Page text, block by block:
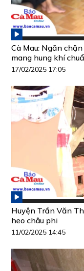
Cà Mau: Ngăn
mang hung khí
17/02/2025 17:05
Huyện Trần Văn
heo châu phi
11/02/2025 14:45